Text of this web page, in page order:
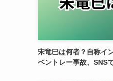
宋竜巳は何者？自称イ
ベントレー事故、SNS